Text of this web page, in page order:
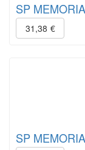
SP
31,38 €
SP